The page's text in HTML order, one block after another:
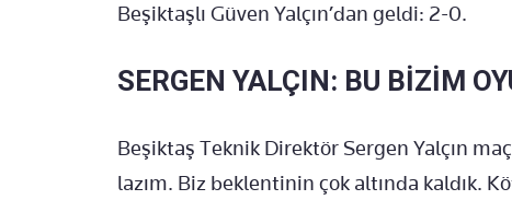
Beşiktaşlı Güven Yalçın’dan geldi: 2-0.
SERGEN YALÇIN: BU BİZİM
Beşiktaş Teknik Direktör Sergen Yalçın
lazım. Biz beklentinin çok altında kaldık.